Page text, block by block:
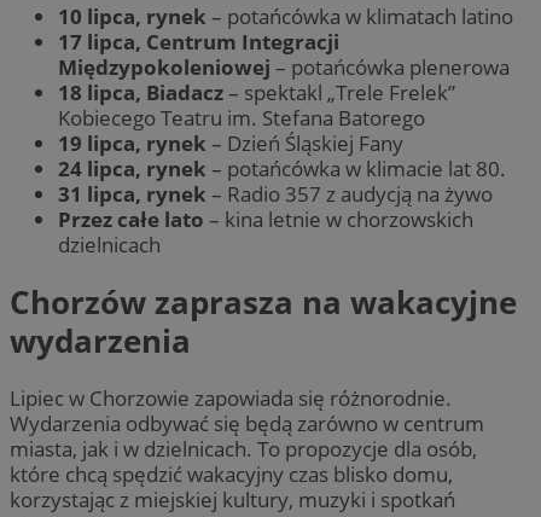
10 lipca, rynek – potańcówka w klimatach latino
17 lipca, Centrum Integracji
Międzypokoleniowej – potańcówka plenerowa
18 lipca, Biadacz– spektakl „Trele Frelek”
Kobiecego Teatru im. Stefana Batorego
19 lipca, rynek – Dzień Śląskiej Fany
24 lipca, rynek – potańcówka w klimacie lat 80.
31 lipca, rynek – Radio 357 z audycją na żywo
Przez całe lato – kina letnie w chorzowskich
dzielnicach
Chorzów zaprasza na wakacyjne
wydarzenia
Lipiec w Chorzowie zapowiada się różnorodnie.
Wydarzenia odbywać się będą zarówno w centrum
miasta, jak i w dzielnicach. To propozycje dla osób,
które chcą spędzić wakacyjny czas blisko domu,
korzystając z miejskiej kultury, muzyki i spotkań